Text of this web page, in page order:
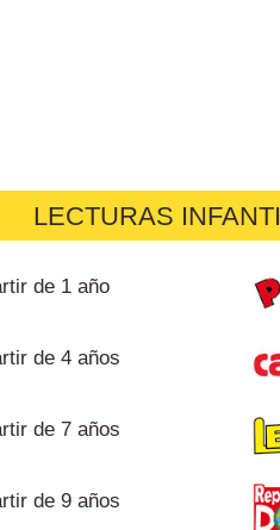
LECTURAS
de 1 año
de 4 años
de 7 años
de 9 años